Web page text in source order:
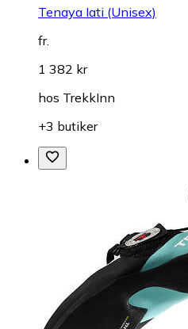
Tenaya Iati (Unisex)
fr.
1 382 kr
hos TrekkInn
+3 butiker